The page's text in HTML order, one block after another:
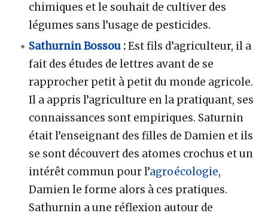
chimiques et le souhait de cultiver des
légumes sans l’usage de pesticides.
Sathurnin Bossou :Est fils d’agriculteur, il a
fait des études de lettres avant de se
rapprocher petit à petit du monde agricole.
Il a appris l’agriculture en la pratiquant, ses
connaissances sont empiriques. Saturnin
était l’enseignant des filles de Damien et ils
se sont découvert des atomes crochus et un
intérêt commun pour l’agroécologie,
Damien le forme alors à ces pratiques.
Sathurnin a une réflexion autour de